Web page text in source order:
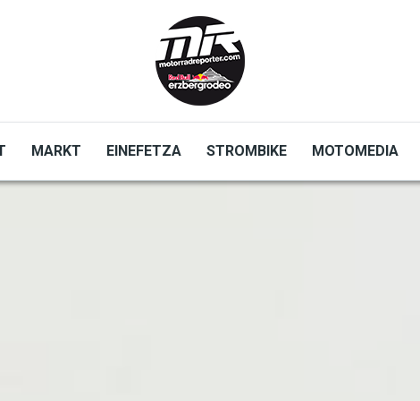
MARKT EINEFETZA STROMBIKE MOTOMEDIA